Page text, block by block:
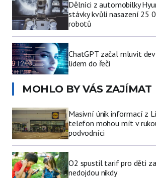
Dělníci z automobilky
stávky kvůli nasazení 25
robotů
ChatGPT začal mluvit
lidem do řeči
MOHLO BY VÁS ZAJÍMAT
Masivní únik informací z
telefon mohou mít v
podvodníci
O2 spustil tarif pro děti
nedojdou nikdy